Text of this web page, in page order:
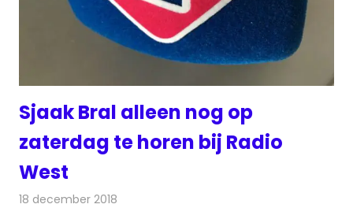
Sjaak Bral alleen nog op
zaterdag te horen bij Radio
West
18 december 2018